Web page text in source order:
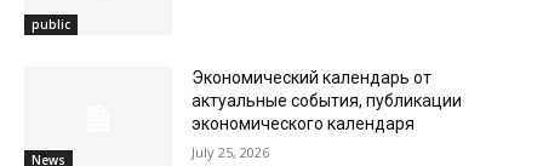
public
News
Экономический календарь от
актуальные события, публикации
экономического календаря
July 25, 2026